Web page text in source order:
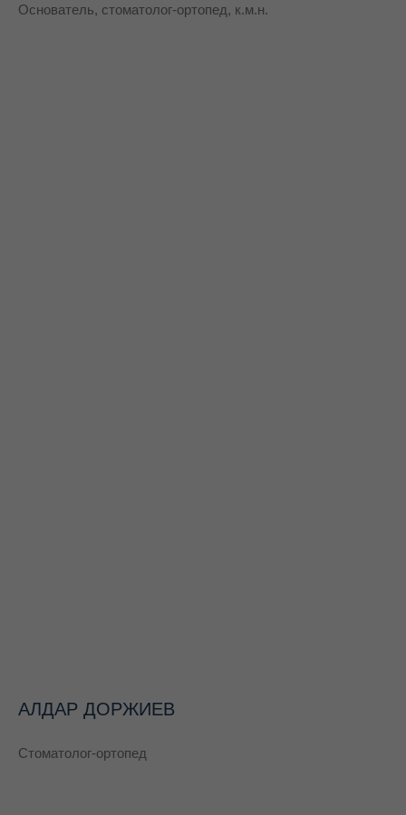
Основатель, стоматолог-ортопед, к.м.н.
АЛДАР ДОРЖИЕВ
Стоматолог-ортопед